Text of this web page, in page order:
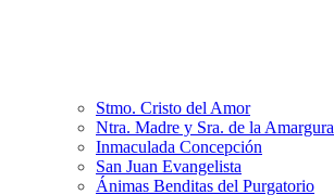
Stmo. Cristo del Amor
Ntra. Madre y Sra. de la Amargura
Inmaculada Concepción
San Juan Evangelista
Ánimas Benditas del Purgatorio